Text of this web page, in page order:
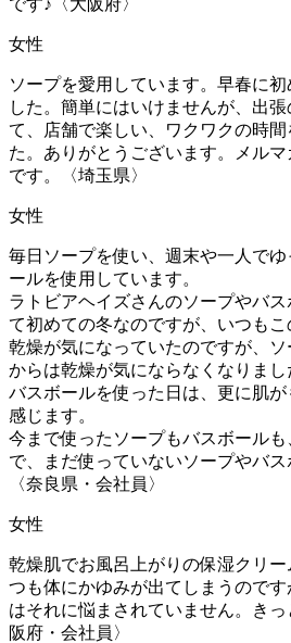
女性
ソープを愛用しています。早春に
した。簡単にはいけませんが、出
て、店舗で楽しい、ワクワクの時
た。ありがとうございます。メル
です。〈埼玉県〉
女性
毎日ソープを使い、週末や一人で
ールを使用しています。
ラトビアヘイズさんのソープやバ
て初めての冬なのですが、いつも
乾燥が気になっていたのですが、
からは乾燥が気にならなくなりまし
バスボールを使った日は、更に肌
感じます。
今まで使ったソープもバスボール
で、まだ使っていないソープやバス
〈奈良県・会社員〉
女性
乾燥肌でお風呂上がりの保湿クリ
つも体にかゆみが出てしまうので
はそれに悩まされていません。き
阪府・会社員〉